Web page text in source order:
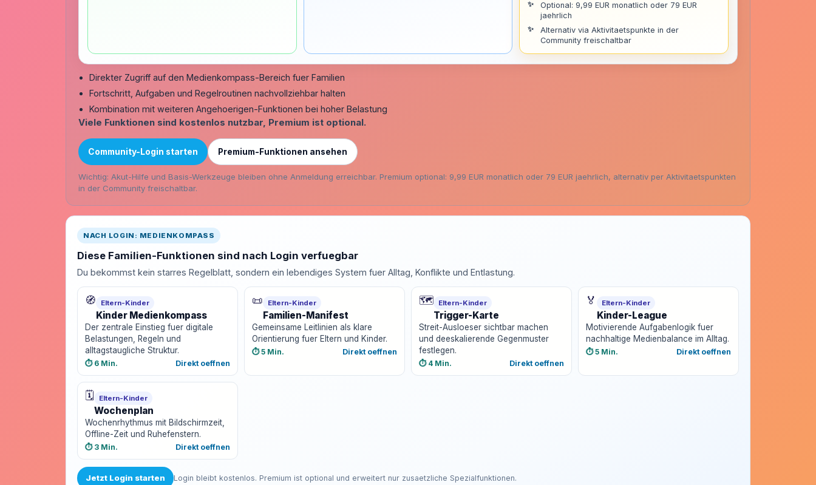
Optional: 9,99 EUR monatlich oder 79 EUR
jaehrlich
Alternativ via Aktivitaetspunkte in der
Community freischaltbar
Direkter Zugriff auf den Medienkompass-Bereich fuer Familien
Fortschritt, Aufgaben und Regelroutinen nachvollziehbar halten
Kombination mit weiteren Angehoerigen-Funktionen bei hoher Belastung
Viele Funktionen sind kostenlos nutzbar, Premium ist optional.
Community-Login starten Premium-Funktionen ansehen
Wichtig: Akut-Hilfe und Basis-Werkzeuge bleiben ohne Anmeldung erreichbar. Premium optional: 9,99 EUR monatlich oder 79 EUR jaehrlich, alternativ per Aktivitaetspunkten
in der Community freischaltbar.
NACH LOGIN: MEDIENKOMPASS
Diese Familien-Funktionen sind nach Login verfuegbar
Du bekommst kein starres Regelblatt, sondern ein lebendiges System fuer Alltag, Konflikte und Entlastung.
🧭 Eltern-Kinder
Kinder Medienkompass
Der zentrale Einstieg fuer digitale
Belastungen, Regeln und
alltagstaugliche Struktur.
⏱️ 6 Min. Direkt oeffnen
📜 Eltern-Kinder
Familien-Manifest
Gemeinsame Leitlinien als klare
Orientierung fuer Eltern und Kinder.
⏱️ 5 Min. Direkt oeffnen
🗺️ Eltern-Kinder
Trigger-Karte
Streit-Ausloeser sichtbar machen
und deeskalierende Gegenmuster
festlegen.
⏱️ 4 Min. Direkt oeffnen
🏅 Eltern-Kinder
Kinder-League
Motivierende Aufgabenlogik fuer
nachhaltige Medienbalance im Alltag.
⏱️ 5 Min. Direkt oeffnen
🗓️ Eltern-Kinder
Wochenplan
Wochenrhythmus mit Bildschirmzeit,
Offline-Zeit und Ruhefenstern.
⏱️ 3 Min. Direkt oeffnen
Jetzt Login starten Login bleibt kostenlos. Premium ist optional und erweitert nur zusaetzliche Spezialfunktionen.